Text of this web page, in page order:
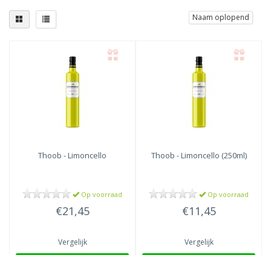
Naam oplopend
Thoob - Limoncello
Op voorraad
€21,45
Vergelijk
Thoob - Limoncello (250ml)
Op voorraad
€11,45
Vergelijk